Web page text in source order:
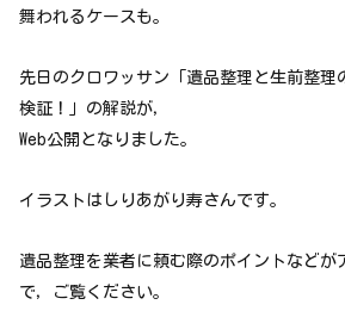
舞われるケースも。
先日のクロワッサン「遺品整理と生前整理
検証！」の解説が，
Web公開となりました。
イラストはしりあがり寿さんです。
遺品整理を業者に頼む際のポイントなどが
で，ご覧ください。